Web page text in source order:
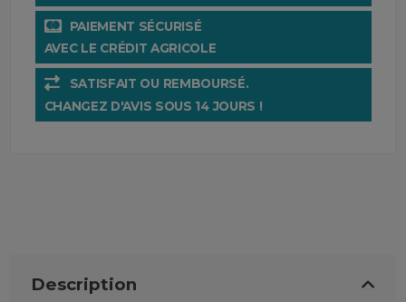
PAIEMENT SÉCURISÉ
AVEC LE CRÉDIT AGRICOLE
SATISFAIT OU REMBOURSÉ.
CHANGEZ D'AVIS SOUS 14 JOURS !
Description